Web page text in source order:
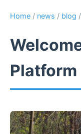
Home / news / blog /
Platform